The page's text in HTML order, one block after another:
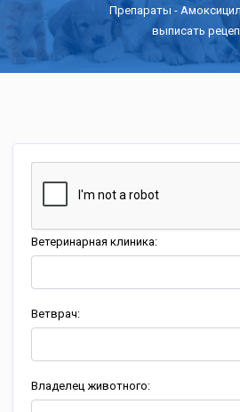
Препараты -
выписать
Ветеринарная клиника:
Ветврач:
Владелец животного: